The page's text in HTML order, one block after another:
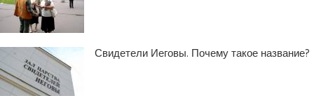
Свидетели Иеговы. Почему такое название?